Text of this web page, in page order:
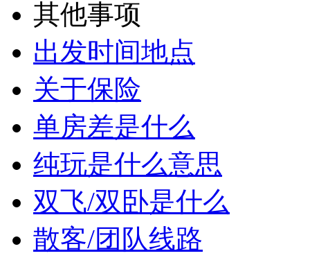
其他事项
出发时间地点
关于保险
单房差是什么
纯玩是什么意思
双飞/双卧是什么
散客/团队线路